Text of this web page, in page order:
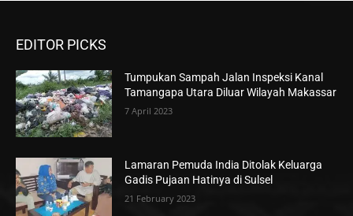
EDITOR PICKS
Tumpukan Sampah Jalan Inspeksi Kanal
Tamangapa Utara Diluar Wilayah Makassar
7 April 2023
Lamaran Pemuda India Ditolak Keluarga
Gadis Pujaan Hatinya di Sulsel
21 February 2023